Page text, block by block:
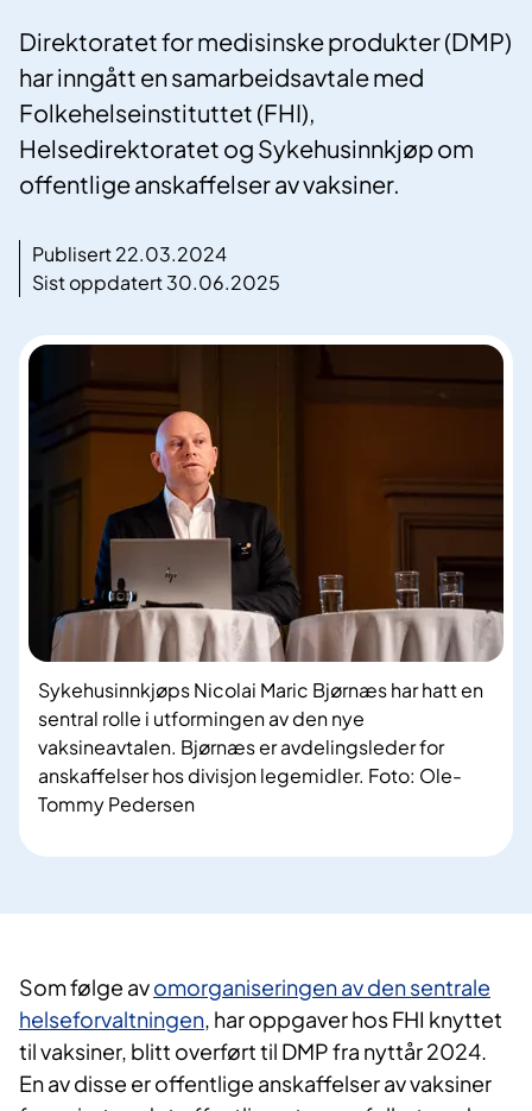
Direktoratet for medisinske produkter (DMP)
har inngått en samarbeidsavtale med
Folkehelseinstituttet (FHI),
Helsedirektoratet og Sykehusinnkjøp om
offentlige anskaffelser av vaksiner.
Publisert 22.03.2024
Sist oppdatert 30.06.2025
Sykehusinnkjøps Nicolai Maric Bjørnæs har hatt en
sentral rolle i utformingen av den nye
vaksineavtalen. Bjørnæs er avdelingsleder for
anskaffelser hos divisjon legemidler. Foto: Ole-
Tommy Pedersen
Som følge avomorganiseringen av den sentrale
helseforvaltningen, har oppgaver hos FHI knyttet
til vaksiner, blitt overført til DMP fra nyttår 2024.
En av disse er offentlige anskaffelser av vaksiner